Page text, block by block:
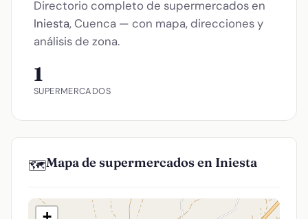
Directorio completo de supermercados en
Iniesta, Cuenca — con mapa, direcciones y
análisis de zona.
1
SUPERMERCADOS
🗺️Mapa de supermercados en Iniesta